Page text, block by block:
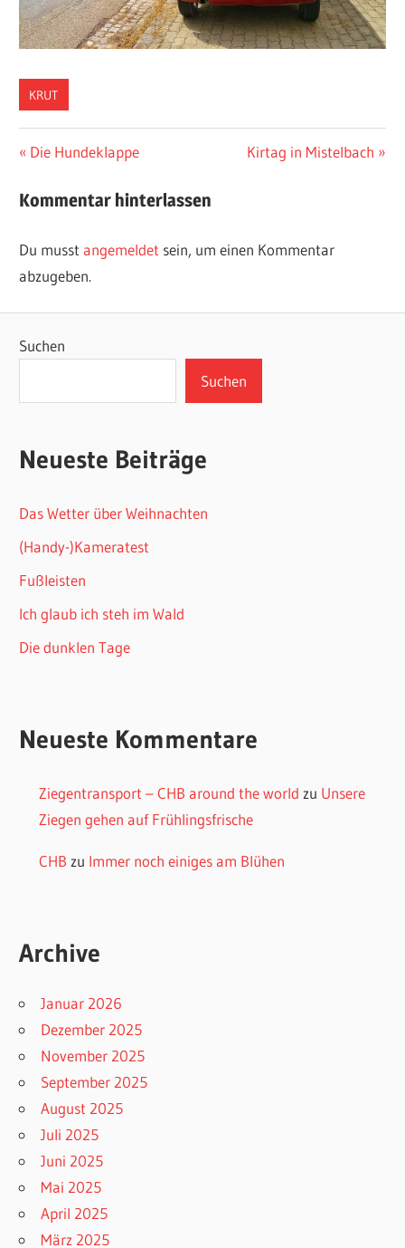
KRUT
Beitragsnavigation
Vorheriger
Die Hundeklappe
Nächster
Kirtag in Mistelbach
Kommentar hinterlassen
Du musstangemeldet sein, um einen Kommentar
abzugeben.
Suchen
Suchen
Neueste Beiträge
Das Wetter über Weihnachten
(Handy-)Kameratest
Fußleisten
Ich glaub ich steh im Wald
Die dunklen Tage
Neueste Kommentare
Ziegentransport – CHB around the world zu Unsere
Ziegen gehen auf Frühlingsfrische
CHB zu Immer noch einiges am Blühen
Archive
Januar 2026
Dezember 2025
November 2025
September 2025
August 2025
Juli 2025
Juni 2025
Mai 2025
April 2025
März 2025